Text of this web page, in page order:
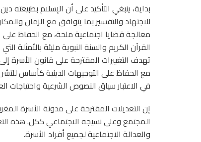
بداية، ينبغي التأكيد على أن الإسلام
للاجتهاد والتفسير بما يتوافق مع الزمان
معالجة قضايا اجتماعية ملحة، مع الحفاظ على
القرآن الكريم والسنة النبوية مليئة
تهدف التغييرات المقترحة على قانون الأسرة
مع الحفاظ على التوجيهات الدينية كأساس
في الاعتبار سياق النصوص الشرعية واحتياجات
إن التعديلات المقترحة على مدونة الأسرة
المجتمع وعلى نسيجه الاجتماعي ككل. هذه
والعدالة الاجتماعية لجميع أفراد الأسرة.